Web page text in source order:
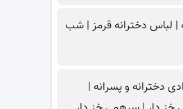
| لباس دخترانه قرمز | شب
دخترانه و پسرانه |